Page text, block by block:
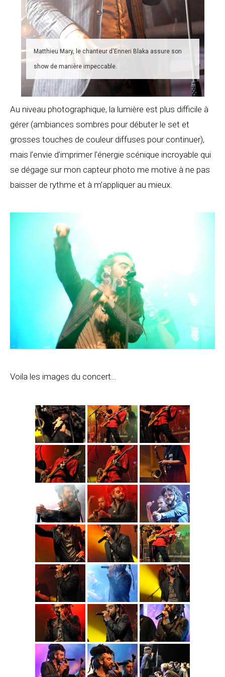
Matthieu Mary, le chanteur d'Enneri Blaka assure son
show de manière impeccable.
Au niveau photographique, la lumière est plus difficile à
gérer (ambiances sombres pour débuter le set et
grosses touches de couleur diffuses pour continuer),
mais l’envie d’imprimer l’énergie scénique incroyable qui
se dégage sur mon capteur photo me motive à ne pas
baisser de rythme et à m’appliquer au mieux.
Voila les images du concert…